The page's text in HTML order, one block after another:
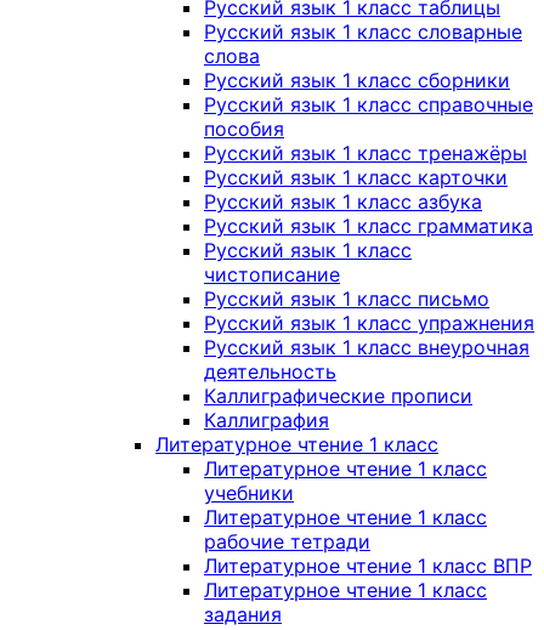
Русский язык 1 класс таблицы
Русский язык 1 класс словарные
слова
Русский язык 1 класс сборники
Русский язык 1 класс справочные
пособия
Русский язык 1 класс тренажёры
Русский язык 1 класс карточки
Русский язык 1 класс азбука
Русский язык 1 класс грамматика
Русский язык 1 класс
чистописание
Русский язык 1 класс письмо
Русский язык 1 класс упражнения
Русский язык 1 класс внеурочная
деятельность
Каллиграфические прописи
Каллиграфия
Литературное чтение 1 класс
Литературное чтение 1 класс
учебники
Литературное чтение 1 класс
рабочие тетради
Литературное чтение 1 класс ВПР
Литературное чтение 1 класс
задания